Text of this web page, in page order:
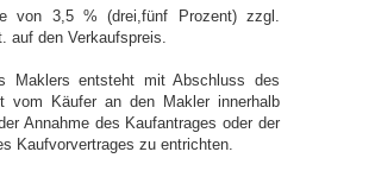
von 3,5 % (drei,fünf Prozent) zzgl.
auf den Verkaufspreis.
Maklers entsteht mit Abschluss des
vom Käufer an den Makler innerhalb
Annahme des Kaufantrages oder der
Kaufvorvertrages zu entrichten.